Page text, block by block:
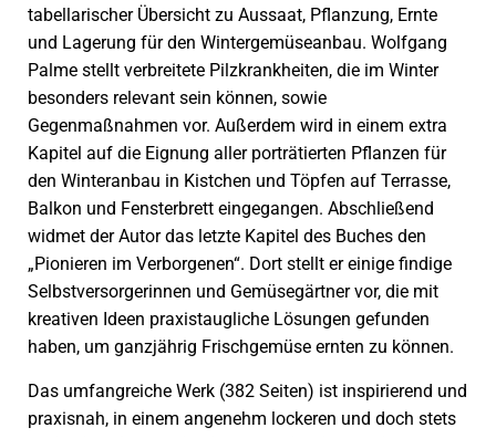
tabellarischer Übersicht zu Aussaat, Pflanzung, Ernte
und Lagerung für den Wintergemüseanbau. Wolfgang
Palme stellt verbreitete Pilzkrankheiten, die im Winter
besonders relevant sein können, sowie
Gegenmaßnahmen vor. Außerdem wird in einem extra
Kapitel auf die Eignung aller porträtierten Pflanzen für
den Winteranbau in Kistchen und Töpfen auf Terrasse,
Balkon und Fensterbrett eingegangen. Abschließend
widmet der Autor das letzte Kapitel des Buches den
„Pionieren im Verborgenen“. Dort stellt er einige findige
Selbstversorgerinnen und Gemüsegärtner vor, die mit
kreativen Ideen praxistaugliche Lösungen gefunden
haben, um ganzjährig Frischgemüse ernten zu können.
Das umfangreiche Werk (382 Seiten) ist inspirierend und
praxisnah, in einem angenehm lockeren und doch stets